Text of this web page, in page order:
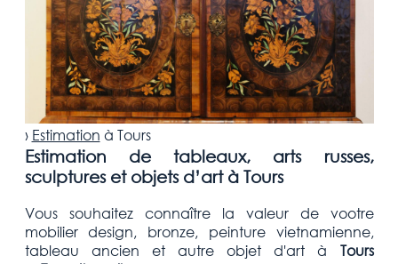
› Estimation à Tours
Estimation de tableaux, arts russes,
sculptures et objets d’art à Tours
Vous souhaitez connaître la valeur de vootre
mobilier design, bronze, peinture vietnamienne,
tableau ancien et autre objet d'artà
Tours